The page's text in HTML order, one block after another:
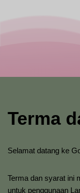
Terma
Selamat datang ke
Terma dan syarat ini
untuk penggunaan